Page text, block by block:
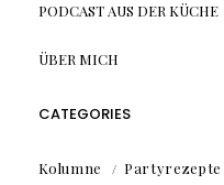
PODCAST AUS DER KÜCHE
ÜBER MICH
CATEGORIES
Kolumne Partyrezepte